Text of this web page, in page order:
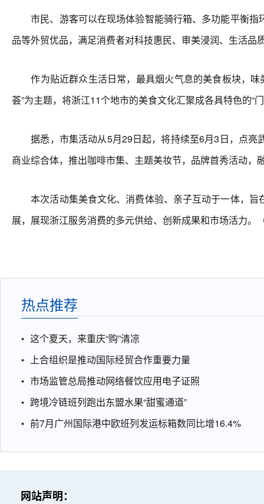
市民、游客可以在现场体验智能骑行箱、多功能平衡指
品等外贸优品，满足消费者对科技惠民、审美浸润、生活品
作为贴近群众生活日常，最具烟火气息的美食板块，味
荟”为主题，将浙江11个地市的美食文化汇聚成各具特色的“
据悉，市集活动从5月29日起，将持续至6月3日，点亮
商业综合体，推出咖啡市集、主题美妆节，品牌首秀活动
本次活动集美食文化、消费体验、亲子互动于一体，旨
展，展现浙江服务消费的多元供给、创新成果和市场活力。
热点推荐
这个夏天，来重庆“购”清凉
上合组织是推动国际经贸合作重要力量
市场监管总局推动网络餐饮应用电子证照
跨境冷链班列跑出东盟水果“甜蜜通道”
前7月广州国际港中欧班列发运标箱数同比增16.4%
网站声明：